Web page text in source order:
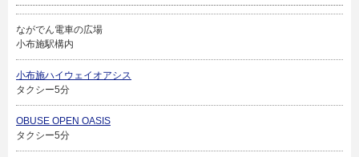
ながでん電車の広場
小布施駅構内
小布施ハイウェイオアシス
タクシー5分
OBUSE OPEN OASIS
タクシー5分